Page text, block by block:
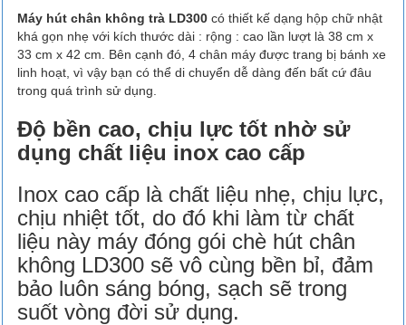
Máy hút chân không trà LD300có thiết kế dạng hộp chữ nhật
khá gọn nhẹ với kích thước dài : rộng : cao lần lượt là 38 cm x
33 cm x 42 cm. Bên cạnh đó, 4 chân máy được trang bị bánh xe
linh hoạt, vì vậy bạn có thể di chuyển dễ dàng đến bất cứ đâu
trong quá trình sử dụng.
Độ bền cao, chịu lực tốt nhờ sử
dụng chất liệu inox cao cấp
Inox cao cấp là chất liệu nhẹ, chịu lực,
chịu nhiệt tốt, do đó khi làm từ chất
liệu này máy đóng gói chè hút chân
không LD300 sẽ vô cùng bền bỉ, đảm
bảo luôn sáng bóng, sạch sẽ trong
suốt vòng đời sử dụng.